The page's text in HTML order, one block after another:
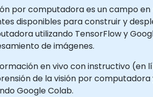
por computadora es un campo
disponibles para construir y
utilizando TensorFlow y
de imágenes.
en vivo con instructivo (en
de la visión por
Google Colab.